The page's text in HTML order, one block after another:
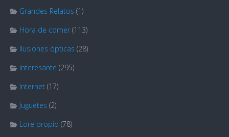
Grandes Relatos (1)
Hora de comer (113)
Ilusiones ópticas (28)
Interesante (295)
Internet (17)
Juguetes (2)
Lore propio (78)